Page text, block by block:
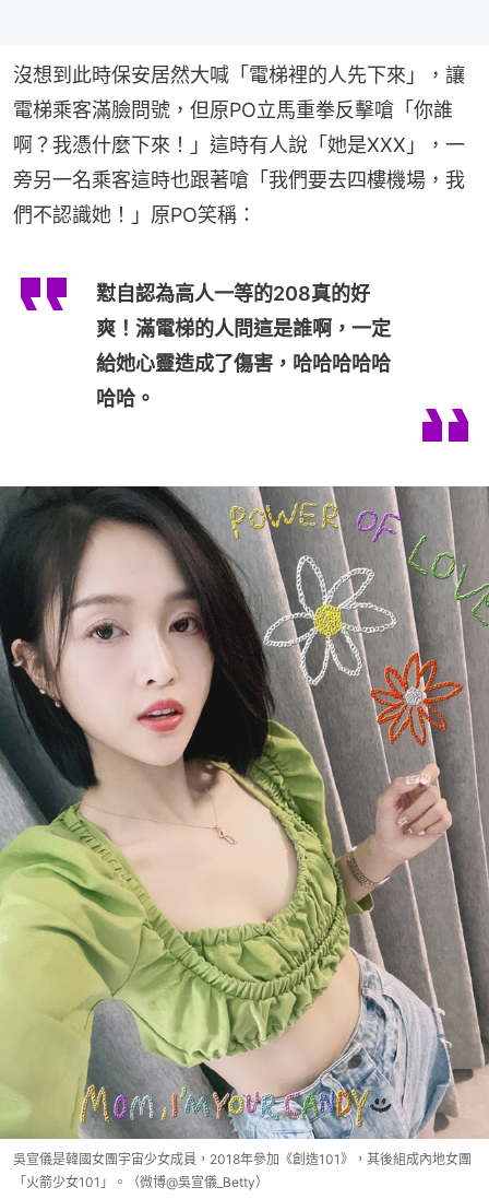
沒想到此時保安居然大喊「電梯裡的人先下來」，讓
電梯乘客滿臉問號，但原PO立馬重拳反擊嗆「你誰
啊？我憑什麼下來！」這時有人說「她是XXX」，一
旁另一名乘客這時也跟著嗆「我們要去四樓機場，我
們不認識她！」原PO笑稱：
懟自認為高人一等的208真的好
爽！滿電梯的人問這是誰啊，一定
給她心靈造成了傷害，哈哈哈哈哈
哈哈。
吳宣儀是韓國女團宇宙少女成員，2018年參加《創造101》，其後組成內地女團
「火箭少女101」。（微博@吳宣儀_Betty）